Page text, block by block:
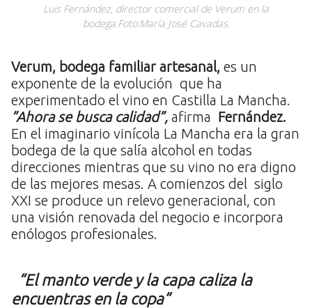
Luis Fernández, director comercial de Verum en la
bodega.Foto:María José Cavadas.
Verum, bodega familiar artesanal, es un
exponente de la evolución que ha
experimentado el vino en Castilla La Mancha.
”Ahora se busca calidad”, afirma Fernández.
En el imaginario vinícola La Mancha era la gran
bodega de la que salía alcohol en todas
direcciones mientras que su vino no era digno
de las mejores mesas. A comienzos del siglo
XXI se produce un relevo generacional, con
una visión renovada del negocio e incorpora
enólogos profesionales.
“El manto verde y la capa caliza la
encuentras en la copa”